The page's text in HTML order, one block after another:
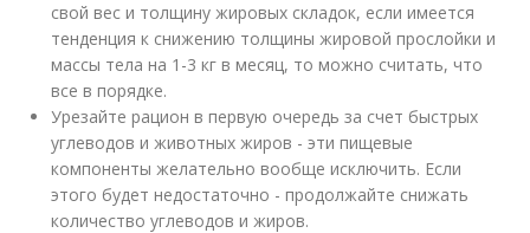
свой вес и толщину жировых складок, если имеется
тенденция к снижению толщины жировой прослойки и
массы тела на 1-3 кг в месяц, то можно считать, что
все в порядке.
Урезайте рацион в первую очередь за счет быстрых
углеводов и животных жиров - эти пищевые
компоненты желательно вообще исключить. Если
этого будет недостаточно - продолжайте снижать
количество углеводов и жиров.